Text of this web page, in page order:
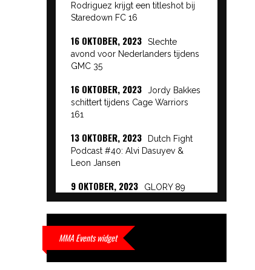
Rodriguez krijgt een titleshot bij
Staredown FC 16
16 OKTOBER, 2023
Slechte
avond voor Nederlanders tijdens
GMC 35
16 OKTOBER, 2023
Jordy Bakkes
schittert tijdens Cage Warriors
161
13 OKTOBER, 2023
Dutch Fight
Podcast #40: Alvi Dasuyev &
Leon Jansen
9 OKTOBER, 2023
GLORY 89
Beatdown 9 Event Results
MMA Events widget